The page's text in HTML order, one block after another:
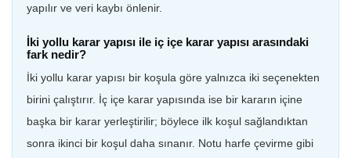
yapılır ve veri kaybı önlenir.
İki yollu karar yapısı ile iç içe karar yapısı arasındaki
fark nedir?
İki yollu karar yapısı bir koşula göre yalnızca iki seçenekten
birini çalıştırır. İç içe karar yapısında ise bir kararın içine
başka bir karar yerleştirilir; böylece ilk koşul sağlandıktan
sonra ikinci bir koşul daha sınanır. Notu harfe çevirme gibi